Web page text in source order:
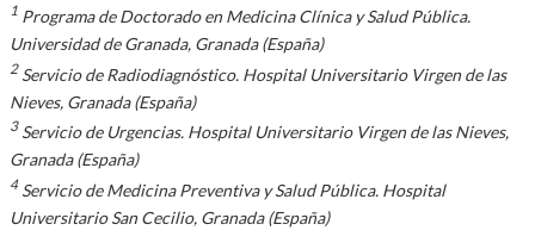
1 Programa de Doctorado en Medicina Clínica y Salud Pública.
Universidad de Granada, Granada (España)
2Servicio de Radiodiagnóstico. Hospital Universitario Virgen de las
Nieves, Granada (España)
3Servicio de Urgencias. Hospital Universitario Virgen de las Nieves,
Granada (España)
4Servicio de Medicina Preventiva y Salud Pública. Hospital
Universitario San Cecilio, Granada (España)